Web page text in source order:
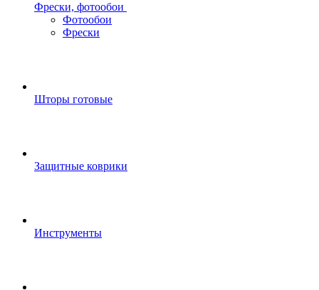
Фрески, фотообои
Фотообои
Фрески
Шторы готовые
Защитные коврики
Инструменты